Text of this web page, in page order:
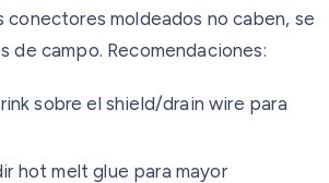
conectores moldeados no caben, se
de campo. Recomendaciones:
sobre el shield/drain wire para
hot melt glue para mayor